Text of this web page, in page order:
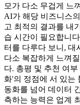
모가 다소 무겁게 느
AI가 해당 비즈니스
고 최적의 결과를 내
습 시간이 필요합니
터를 다루다 보니, 대
다소 복잡하게 느껴
다. 총평 및 추천 여
화'의 정점에 서 있는
동화를 넘어 데이터
측하는 능력은 업계